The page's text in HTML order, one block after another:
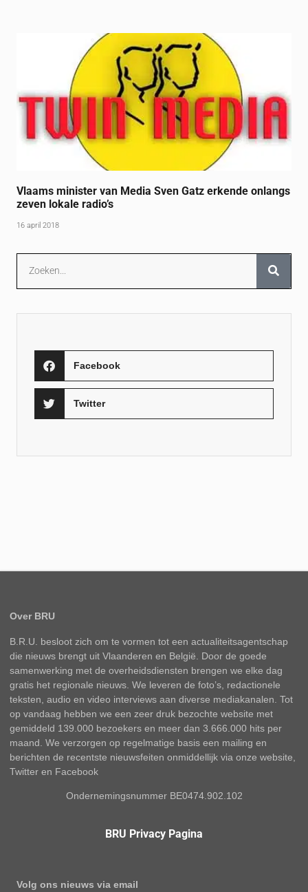
Vlaams minister van Media Sven Gatz erkende onlangs
zeven lokale radio’s
16 april 2018
Facebook
Twitter
Over BRU
B.R.U. besloot zich om te vormen tot een actualiteitsagentschap
die nieuws brengt uit Vlaanderen en België. Door de goede
samenwerking met de overheidsdiensten brengen we elke dag
gratis het regionale nieuws. We leveren de foto’s, redactionele
teksten, audio en video interviews aan diverse mediakanalen. Tot
op vandaag hebben we een zeer druk bezochte website met
gemiddeld 139.000 bezoekers en meer dan 3.666.000 hits per
maand. We verzorgen op regelmatige basis een mailing en
berichten de recentste nieuwsfeiten onmiddellijk via onze website,
Twitter en Facebook
Ondernemingsnummer BE0474.902.102
BRU Privacy Pagina
Volg ons nieuws via email